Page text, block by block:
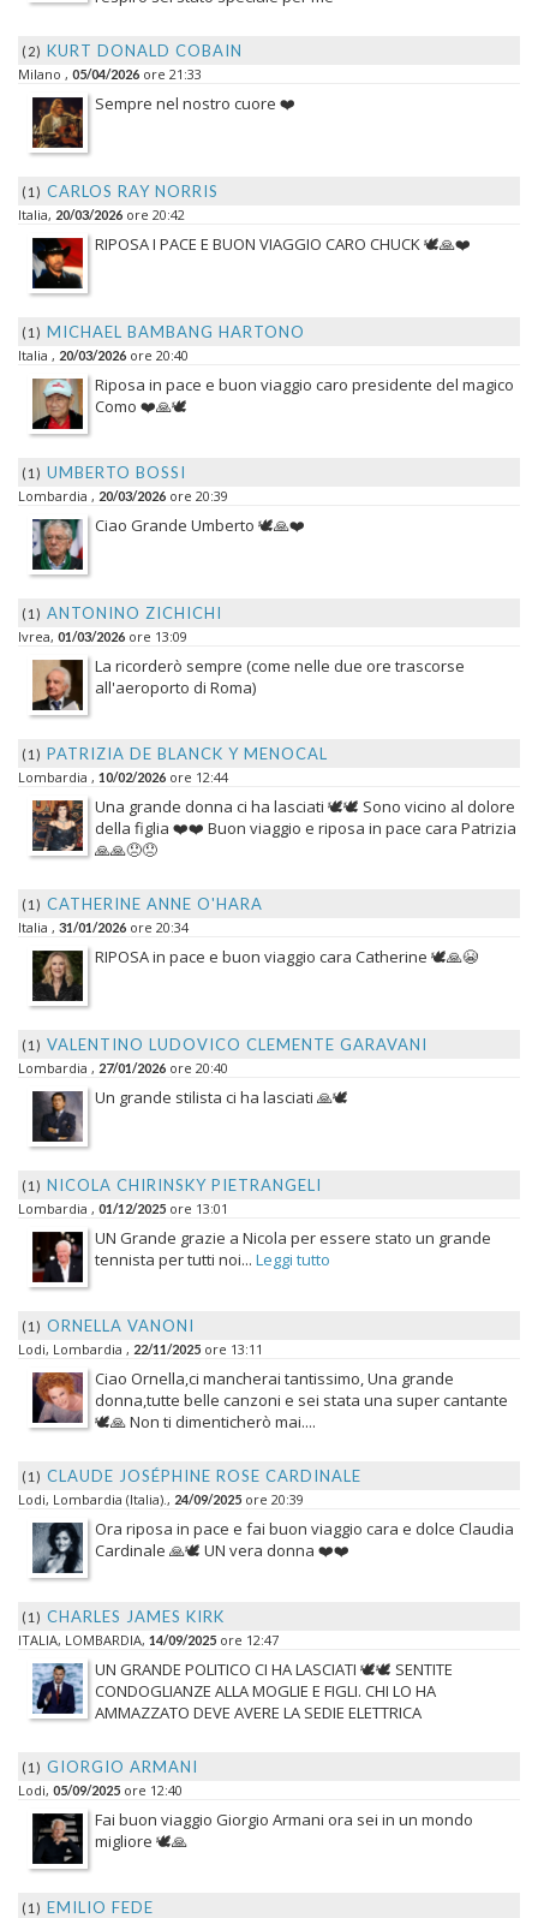
(2) KURT DONALD COBAIN
Milano , 05/04/2026 ore 21:33
Sempre nel nostro cuore ❤️
(1) CARLOS RAY NORRIS
Italia, 20/03/2026 ore 20:42
RIPOSA I PACE E BUON VIAGGIO CARO CHUCK 🕊️🙏❤️
(1) MICHAEL BAMBANG HARTONO
Italia , 20/03/2026 ore 20:40
Riposa in pace e buon viaggio caro presidente del magico
Como ❤️🙏🕊️
(1) UMBERTO BOSSI
Lombardia , 20/03/2026 ore 20:39
Ciao Grande Umberto 🕊️🙏❤️
(1) ANTONINO ZICHICHI
Ivrea, 01/03/2026 ore 13:09
La ricorderò sempre (come nelle due ore trascorse
all'aeroporto di Roma)
(1) PATRIZIA DE BLANCK Y MENOCAL
Lombardia , 10/02/2026 ore 12:44
Una grande donna ci ha lasciati 🕊️🕊️ Sono vicino al dolore
della figlia ❤️❤️ Buon viaggio e riposa in pace cara Patrizia
🙏🙏😞😞
(1) CATHERINE ANNE O'HARA
Italia , 31/01/2026 ore 20:34
RIPOSA in pace e buon viaggio cara Catherine 🕊️🙏😭
(1) VALENTINO LUDOVICO CLEMENTE GARAVANI
Lombardia , 27/01/2026 ore 20:40
Un grande stilista ci ha lasciati 🙏🕊️
(1) NICOLA CHIRINSKY PIETRANGELI
Lombardia , 01/12/2025 ore 13:01
UN Grande grazie a Nicola per essere stato un grande
tennista per tutti noi... Leggi tutto
(1) ORNELLA VANONI
Lodi, Lombardia , 22/11/2025 ore 13:11
Ciao Ornella,ci mancherai tantissimo, Una grande
donna,tutte belle canzoni e sei stata una super cantante
🕊️🙏 Non ti dimenticherò mai....
(1) CLAUDE JOSÉPHINE ROSE CARDINALE
Lodi, Lombardia (Italia)., 24/09/2025 ore 20:39
Ora riposa in pace e fai buon viaggio cara e dolce Claudia
Cardinale 🙏🕊️ UN vera donna ❤️❤️
(1) CHARLES JAMES KIRK
ITALIA, LOMBARDIA, 14/09/2025 ore 12:47
UN GRANDE POLITICO CI HA LASCIATI 🕊️🕊️ SENTITE
CONDOGLIANZE ALLA MOGLIE E FIGLI. CHI LO HA
AMMAZZATO DEVE AVERE LA SEDIE ELETTRICA
(1) GIORGIO ARMANI
Lodi, 05/09/2025 ore 12:40
Fai buon viaggio Giorgio Armani ora sei in un mondo
migliore 🕊️🙏
(1) EMILIO FEDE